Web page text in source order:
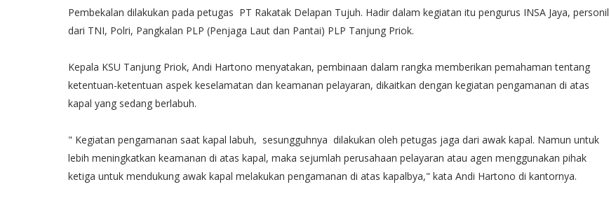
Pembekalan dilakukan pada petugas PT Rakatak Delapan Tujuh. Hadir dalam kegiatan itu pengurus INSA Jaya, personil
dari TNI, Polri, Pangkalan PLP (Penjaga Laut dan Pantai) PLP Tanjung Priok.
Kepala KSU Tanjung Priok, Andi Hartono menyatakan, pembinaan dalam rangka memberikan pemahaman tentang
ketentuan-ketentuan aspek keselamatan dan keamanan pelayaran, dikaitkan dengan kegiatan pengamanan di atas
kapal yang sedang berlabuh.
" Kegiatan pengamanan saat kapal labuh, sesungguhnya dilakukan oleh petugas jaga dari awak kapal. Namun untuk
lebih meningkatkan keamanan di atas kapal, maka sejumlah perusahaan pelayaran atau agen menggunakan pihak
ketiga untuk mendukung awak kapal melakukan pengamanan di atas kapalbya," kata Andi Hartono di kantornya.